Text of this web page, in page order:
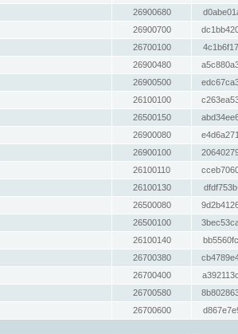
26900680
26900700
26700100
26900480
26900500
26100100
26500150
26900080
26900100
26100110
26100130
26500080
26500100
26100140
26700380
26700400
26700580
26700600